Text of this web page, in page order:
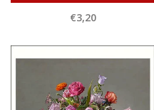
€3,20